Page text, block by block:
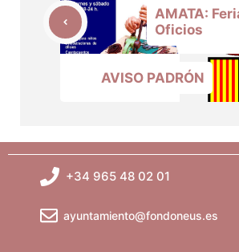
AMATA:
Oficios
AVISO PADRÓN
+34 965 48 02 01
ayuntamiento@fondoneus.es